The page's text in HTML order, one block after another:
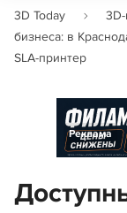
3D Today
бизнеса: в
SLA‑принтер
Реклама